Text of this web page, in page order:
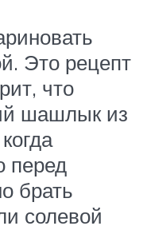
Это рецепт
что
шашлык из
перед
брать
солевой